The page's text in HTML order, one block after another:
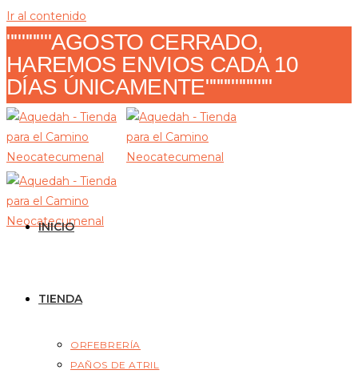
Ir al contenido
""""""AGOSTO CERRADO,
HAREMOS ENVIOS CADA 10
DÍAS ÚNICAMENTE"""""""""
INICIO
TIENDA
ORFEBRERÍA
PAÑOS DE ATRIL